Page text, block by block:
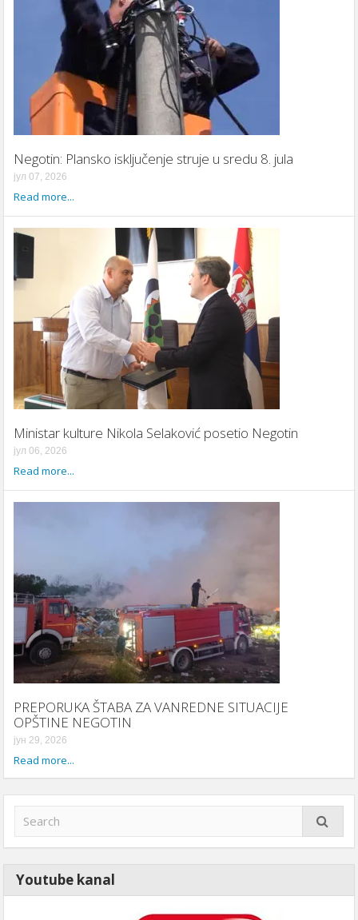
Negotin: Plansko isključenje struje u sredu 8. jula
јул 07, 2026
Read more...
Ministar kulture Nikola Selaković posetio Negotin
јул 06, 2026
Read more...
PREPORUKA ŠTABA ZA VANREDNE SITUACIJE
OPŠTINE NEGOTIN
јун 29, 2026
Read more...
Youtube kanal